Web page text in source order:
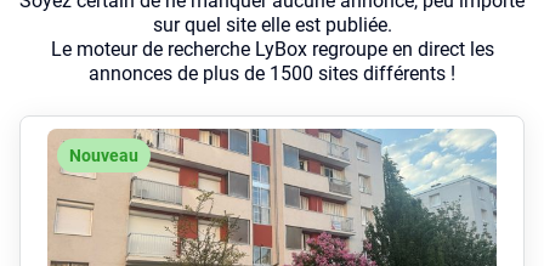
sur quel site elle est publiée.
Le moteur de recherche LyBox regroupe en direct les
annonces de plus de 1500 sites différents !
Nouveau